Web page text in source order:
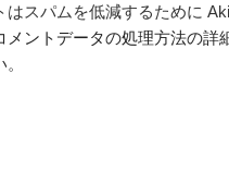
はスパムを低減するために
メントデータの処理方法の詳
。